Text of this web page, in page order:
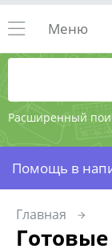
Расширенный
Меню
Помощь в
Главная